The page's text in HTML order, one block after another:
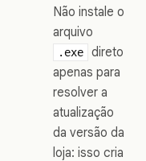
Não instale o
arquivo
.exe
direto
apenas para
resolver a
atualização
da versão da
loja: isso cria